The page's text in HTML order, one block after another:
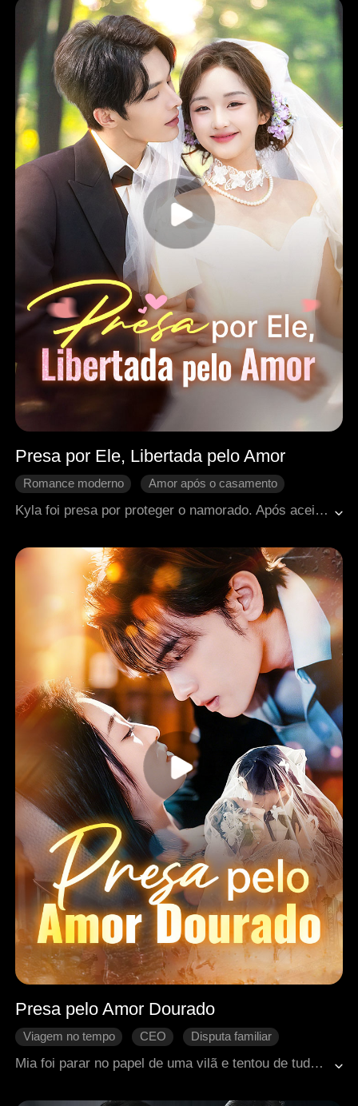
Presa por Ele, Libertada pelo Amor
Romance moderno
Amor após o casamento
Casamento relâmpago
Kyla foi presa por proteger o namorado. Após aceitar doar sangue ao neto de Nick em troca de liberdade antecipada, descobriu que tinha sido traída. De coração partido, casou-se impulsivamente com Louis. Com o apoio e carinho dele, os dois desmascararam os traidores e construíram uma família feliz com sua adorável filha.
Presa pelo Amor Dourado
Viagem no tempo CEO
Disputa familiar
Mia foi parar no papel de uma vilã e tentou de tudo para ser expulsa daquele mundo. Flertava com o segurança, fingia choro com cebola e provocava confusão, esperando que Andrew a rejeitasse. Mas ele nunca a desmascarou; ao contrário, protegeu-a e começou a se apegar a ela. Obsessivo, chegou a confrontá-la: "O que ele tem que eu não tenho?" No dia do casamento, após sua suposta queda, Mia só então percebeu que nunca havia escapado da armadilha dele.